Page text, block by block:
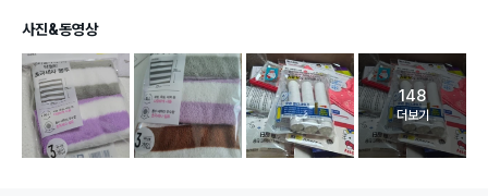
사진&동영상
고객 리뷰
148
더보기